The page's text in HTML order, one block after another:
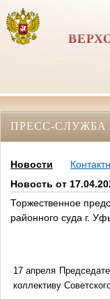
ПРЕСС-СЛУЖБА
Новости
Новость от
Торжественное
районного суда г.
17 апреля
коллективу